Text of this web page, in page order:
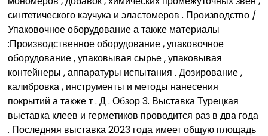
синтетического каучука и эластомеров . Производство /
Упаковочное оборудование а также материалы
:Производственное оборудование , упаковочное
оборудование , упаковывая сырье , упаковывая
контейнеры , аппаратуры испытания . Дозирование ,
калибровка , инструменты и методы нанесения
покрытий а также т . Д . Обзор 3. Выставка Турецкая
выставка клеев и герметиков проводится раз в два года
. Последняя выставка 2023 года имеет общую площадь